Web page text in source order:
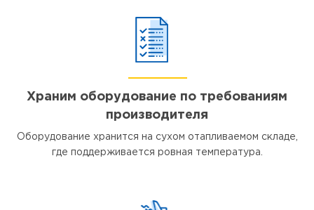
Храним оборудование по требованиям
производителя
Оборудование хранится на сухом отапливаемом складе,
где поддерживается ровная температура.